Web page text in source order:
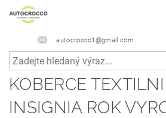
autocrocco1@gmail.com
KOBERCE
INSIGNIA ROK